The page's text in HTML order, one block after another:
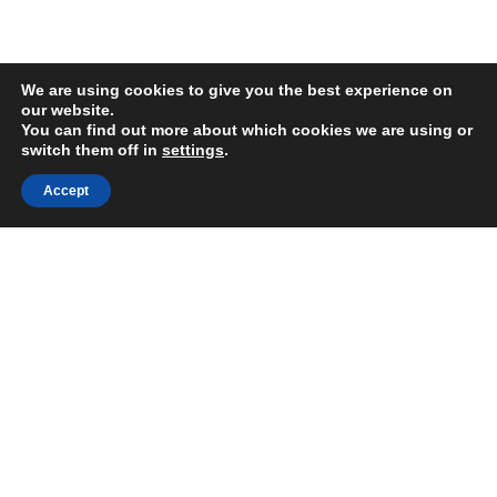
We are using cookies to give you the best experience on
our website.
You can find out more about which cookies we are using or
switch them off in settings.
Accept